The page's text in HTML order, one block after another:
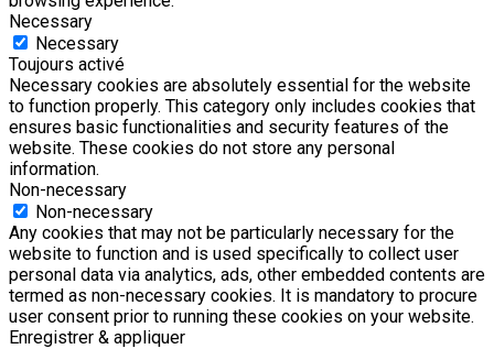
Necessary
Necessary
Toujours activé
Necessary cookies are absolutely essential for the website
to function properly. This category only includes cookies that
ensures basic functionalities and security features of the
website. These cookies do not store any personal
information.
Non-necessary
Non-necessary
Any cookies that may not be particularly necessary for the
website to function and is used specifically to collect user
personal data via analytics, ads, other embedded contents are
termed as non-necessary cookies. It is mandatory to procure
user consent prior to running these cookies on your website.
Enregistrer & appliquer